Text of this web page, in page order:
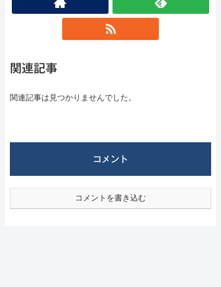
関連記事
関連記事は見つかりませんでした。
コメント
コメントを書き込む